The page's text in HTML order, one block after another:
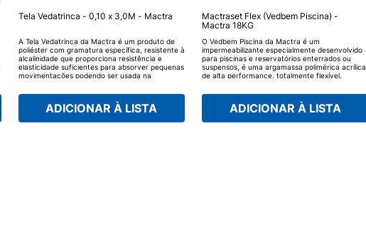
Tela Vedatrinca - 0,10 x 3,0M - Mactra
A Tela Vedatrinca da Mactra é um produto de
poliéster com gramatura específica, resistente à
alcalinidade que proporciona resistência e
elasticidade suficientes para absorver pequenas
movimentações podendo ser usada na
Vedatrinca da Bautech é indicada para ser
aplicada em superfícies sujeitas a
movimentações e trincas.
ADICIONAR À LISTA
Mactraset Flex (Vedbem Piscina) -
Mactra 18KG
O Vedbem Piscina da Mactra é um
impermeabilizante especialmente desenvolvido
para piscinas e reservatórios enterrados ou
suspensos, é uma argamassa polimérica acrílica
de alta performance, totalmente flexível,
pressões. A resistência é de 80 m.c.a. (metros
de coluna de água) e é aprovado para uso em
água potável, além tem uma aplicação fácil
ADICIONAR À LISTA